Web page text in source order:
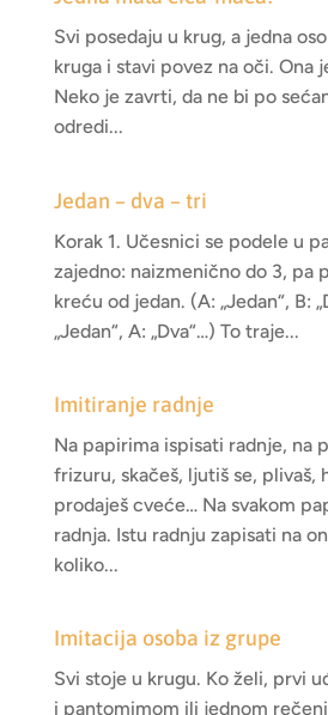
Svi posedaju u krug, a jedna
kruga i stavi povez na oči. Ona
Neko je zavrti, da ne bi po
odredi...
Jedan – dva – tri
Korak 1. Učesnici se podele u
zajedno: naizmenično do 3, pa
kreću od jedan. (A: „Jedan“, B:
„Jedan“, A: „Dva“…) To traje...
Imitiranje radnje
Na papirima ispisati radnje, na
frizuru, skačeš, ljutiš se, plivaš,
prodaješ cveće… Na svakom
radnja. Istu radnju zapisati na
koliko...
Imitacija osoba iz grupe
Svi stoje u krugu. Ko želi, prvi
i pantomimom ili jednom